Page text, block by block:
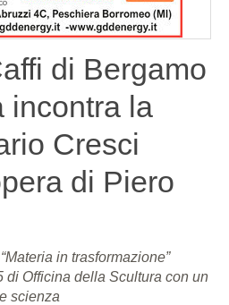
di Bergamo
incontra la
Cresci
di Piero
in trasformazione”
di Officina della Scultura con un
scienza